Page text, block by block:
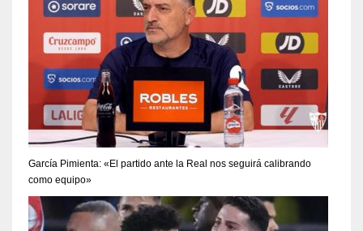
García Pimienta: «El partido ante la Real nos seguirá calibrando
como equipo»